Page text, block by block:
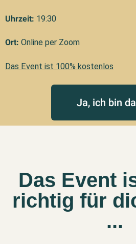
Uhrzeit: 19:30
Ort: Online per Zoom
Das Event ist 100% kostenlos
Ja, ich bin
Das Event
richtig für
...